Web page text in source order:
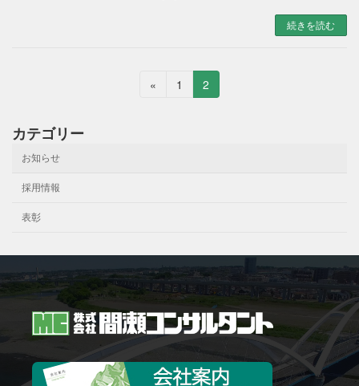
続きを読む
の
ペ
ー
ジ
り
«
固1
固
定
2
カテゴリー
お知らせ
採用情報
表彰